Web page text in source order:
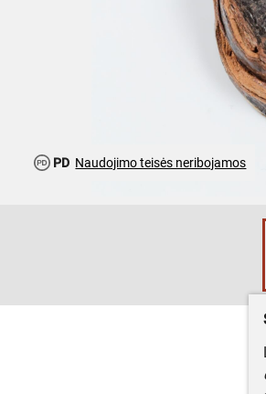
PD Naudojimo teisės neribojamos